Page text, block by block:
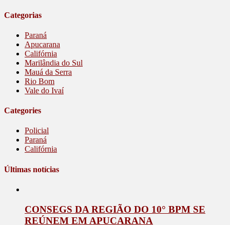
Categorias
Paraná
Apucarana
Califórnia
Marilândia do Sul
Mauá da Serra
Rio Bom
Vale do Ivaí
Categories
Policial
Paraná
Califórnia
Últimas notícias
CONSEGS DA REGIÃO DO 10° BPM SE
REÚNEM EM APUCARANA